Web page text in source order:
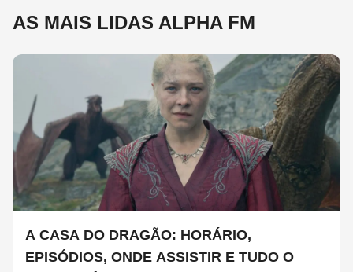
AS MAIS LIDAS ALPHA FM
A CASA DO DRAGÃO: HORÁRIO,
EPISÓDIOS, ONDE ASSISTIR E TUDO O